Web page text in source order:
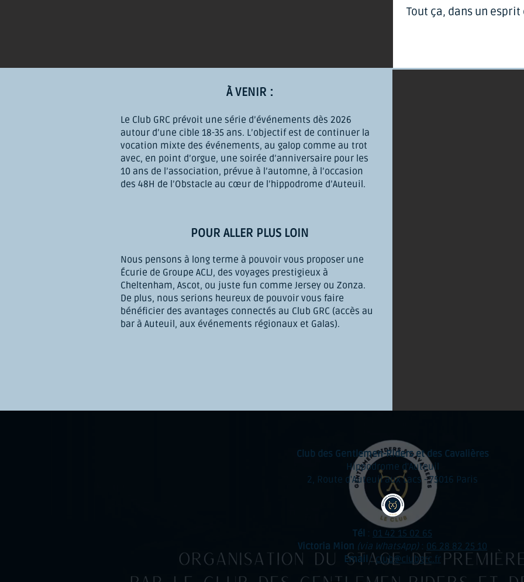
Tout ça, dans un
À VENIR :
Le Club GRC prévoit une série d’événements dès 2026
autour d’une cible 18-35 ans. L’objectif est de continuer la
vocation mixte des événements, au galop comme au trot
avec, en point d’orgue, une soirée d’anniversaire pour les
10 ans de l’association, prévue à l’automne, à l’occasion
des 48H de l’Obstacle au cœur de l’hippodrome d’Auteuil.
POUR ALLER PLUS LOIN
Nous pensons à long terme à pouvoir vous proposer une
Écurie de Groupe ACLJ, des voyages prestigieux à
Cheltenham, Ascot, ou juste fun comme Jersey ou Zonza.
De plus, nous serions heureux de pouvoir vous faire
bénéficier des avantages connectés au Club GRC (accès au
bar à Auteuil, aux événements régionaux et Galas).
Club des Gentlemen-Riders et des Cavalières
Hippodrome d'Auteuil
2, Route d'Auteuil aux Lacs - 75016 Paris
Tél : 01 42 15 02 65
Victoria Mion (via WhatsApp): 06 28 82 25 10
Email:club@clubgrc.fr